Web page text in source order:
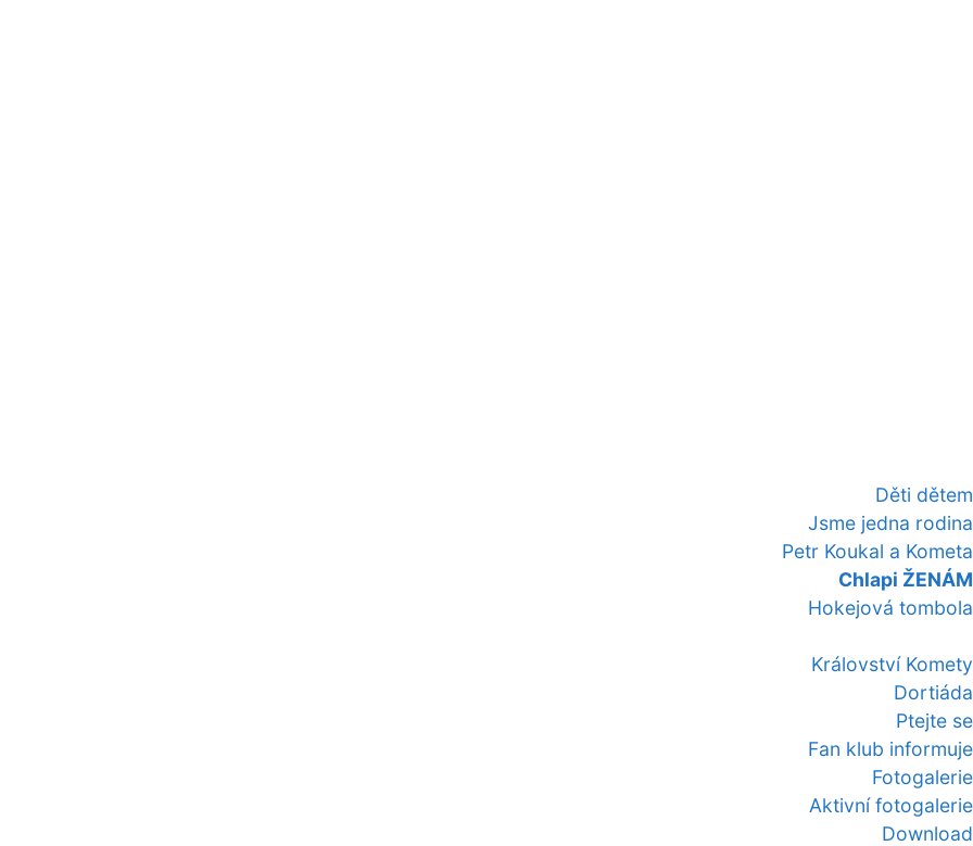
Děti dětem
Jsme jedna rodina
Petr Koukal a Kometa
Chlapi ŽENÁM
Hokejová tombola
Království Komety
Dortiáda
Ptejte se
Fan klub informuje
Fotogalerie
Aktivní fotogalerie
Download